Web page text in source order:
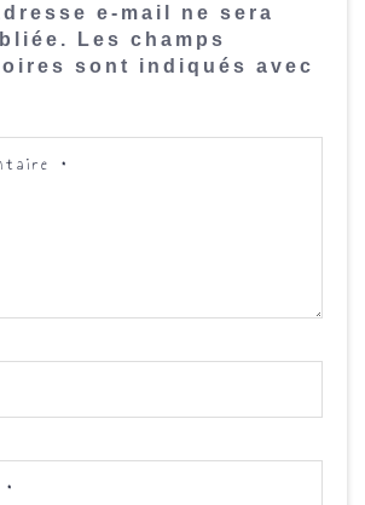
e-mail ne sera
Les champs
sont indiqués avec
*
*